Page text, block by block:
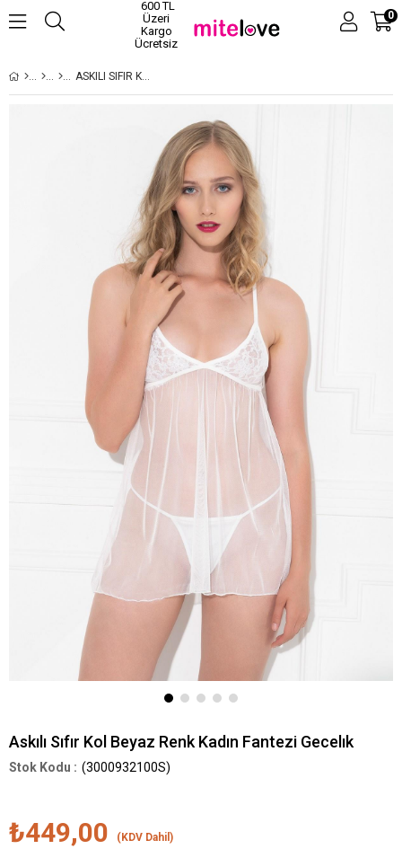
600 TL
Üzeri
Kargo
Ücretsiz
0
ASKILI SIFIR KOL BEYAZ RENK KADIN FANTEZI GECELIK
Askılı Sıfır Kol Beyaz Renk Kadın Fantezi Gecelık
(3000932100S)
₺449,00 (KDV Dahil)